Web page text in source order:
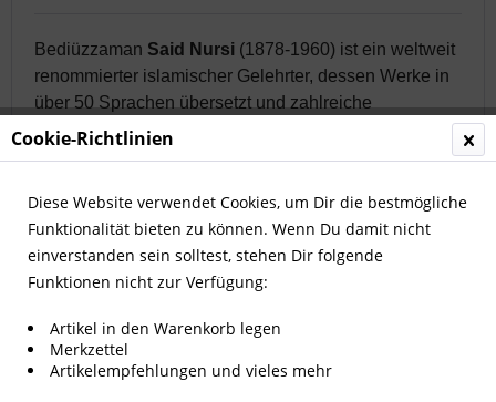
Bediüzzaman Said Nursi (1878-1960) ist ein weltweit
renommierter islamischer Gelehrter, dessen Werke in
über 50 Sprachen übersetzt und zahlreiche
internationale Symposien veranstaltet wurden.
Filtern
Cookie-Richtlinien
Diese Website verwendet Cookies, um Dir die bestmögliche
Funktionalität bieten zu können. Wenn Du damit nicht
einverstanden sein solltest, stehen Dir folgende
Funktionen nicht zur Verfügung:
Artikel in den Warenkorb legen
Merkzettel
Artikelempfehlungen und vieles mehr